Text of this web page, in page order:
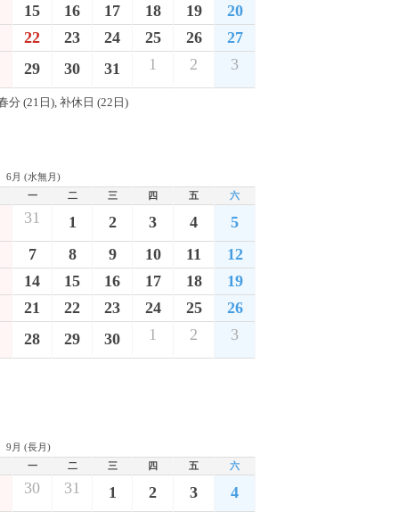
15 16 17 18 19
20
22 23 24 25 26
27
29 30 31 1 2 3
分 (21日), 补休日 (22日)
6月 (水無月)
一 二 三 四 五 六
31 1 2 3 4
5
7 8 9 10 11
12
14 15 16 17 18
19
21 22 23 24 25
26
28 29 30 1 2 3
9月 (長月)
一 二 三 四 五 六
30 31 1 2 3
4